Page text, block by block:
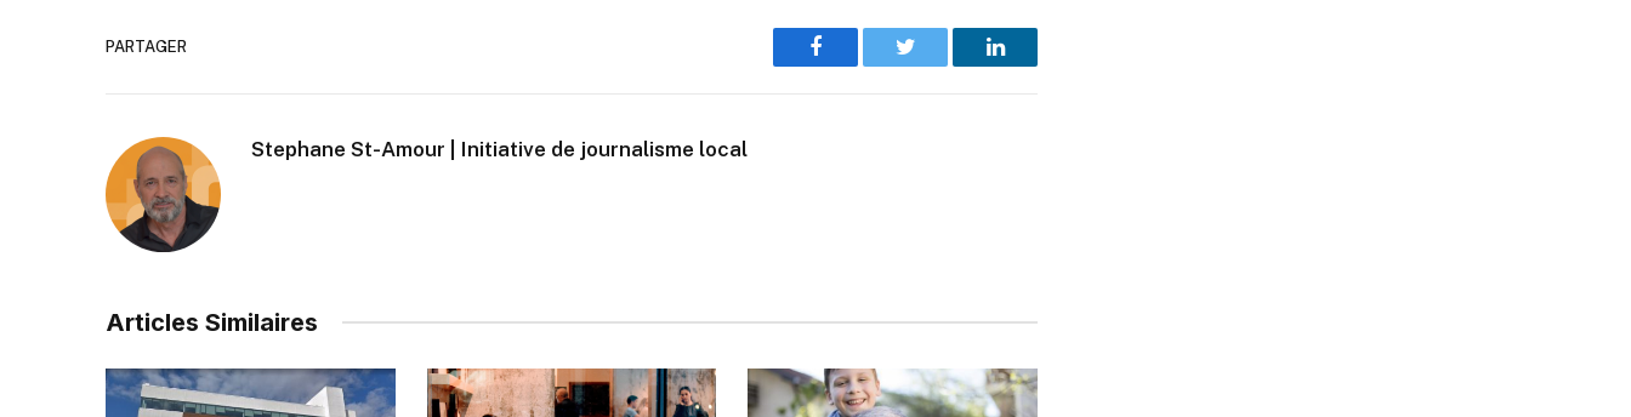
PARTAGER
Facebook Twitter LinkedIn
Stephane St-Amour | Initiative de journalisme local
Articles Similaires